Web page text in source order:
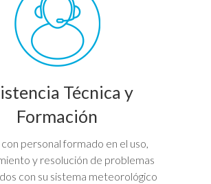
Técnica y
Formación
personal formado en el uso,
y resolución de problemas
con su sistema meteorológico